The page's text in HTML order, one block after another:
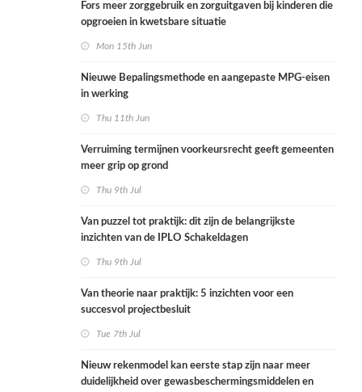
Fors meer zorggebruik en zorguitgaven bij kinderen die
opgroeien in kwetsbare situatie
Mon 15th Jun
Nieuwe Bepalingsmethode en aangepaste MPG-eisen
in werking
Thu 11th Jun
Verruiming termijnen voorkeursrecht geeft gemeenten
meer grip op grond
Thu 9th Jul
Van puzzel tot praktijk: dit zijn de belangrijkste
inzichten van de IPLO Schakeldagen
Thu 9th Jul
Van theorie naar praktijk: 5 inzichten voor een
succesvol projectbesluit
Tue 7th Jul
Nieuw rekenmodel kan eerste stap zijn naar meer
duidelijkheid over gewasbeschermingsmiddelen en